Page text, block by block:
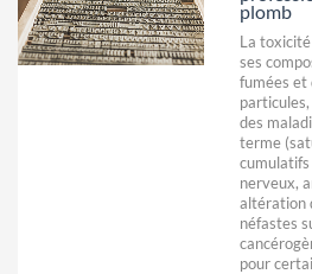
plomb
La
ses
fumées et
des
terme
nerveux,
altération
néfastes
pour